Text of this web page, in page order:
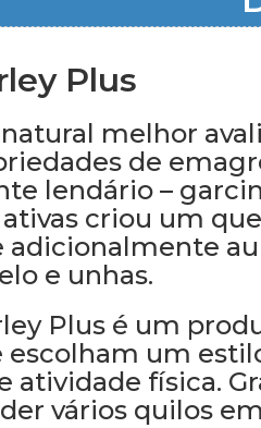
Plus
melhor
de
lendário –
criou um
e unhas.
Plus é um
escolham um
atividade física.
vários quilos